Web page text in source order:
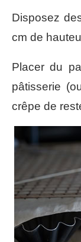
Disposez
cm de
Placer du
pâtisserie
crêpe de